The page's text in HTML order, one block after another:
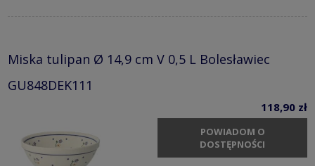
Miska tulipan Ø 14,9 cm V 0,5 L Bolesławiec
GU848DEK111
118,90 zł
POWIADOM O
DOSTĘPNOŚCI